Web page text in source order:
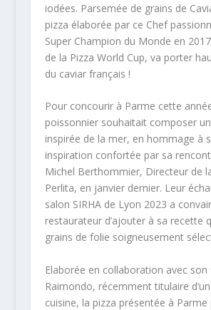
iodées. Parsemée de grains de
pizza élaborée par ce Chef
Super Champion du Monde en
de la Pizza World Cup, va porter
du caviar français !
Pour concourir à Parme cette
poissonnier souhaitait composer
inspirée de la mer, en hommage à
inspiration confortée par sa
Michel Berthommier, Directeur de
Perlita, en janvier dernier. Leur
salon SIRHA de Lyon 2023 a
restaurateur d’ajouter à sa recette
grains de folie soigneusement
Elaborée en collaboration avec son
Raimondo, récemment titulaire
cuisine, la pizza présentée à